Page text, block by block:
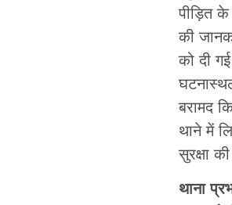
पीड़ित
की
को दी
बरामद
थाने में
सुरक्षा
थाना